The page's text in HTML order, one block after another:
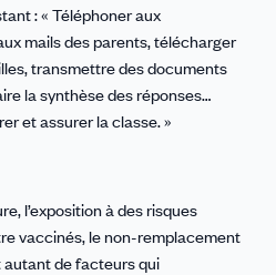
: « Téléphoner aux
mails des parents, télécharger
transmettre des documents
la synthèse des réponses…
et assurer la classe. »
l’exposition à des risques
vaccinés, le non-remplacement
de facteurs qui